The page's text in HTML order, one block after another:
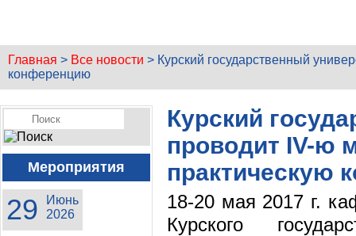
Главная > Все новости > Курский государственный
конференцию
Мероприятия
29
Июнь
2026
Курский
проводит IV-ю
практическую
18-20 мая 2017 г.
Курского